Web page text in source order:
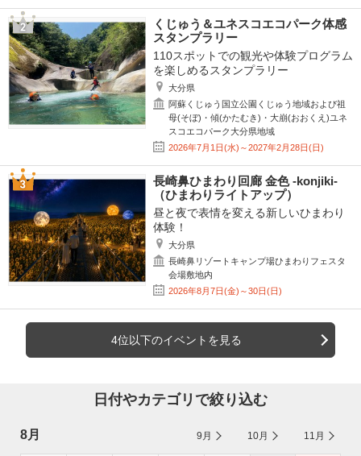
くじゅう＆ユネスコエコパーク体感
スタンプラリー
110スポットでの観光や体験プログラム
を楽しめるスタンプラリー
大分県
阿蘇くじゅう国立公園くじゅう地域および祖
母(そぼ)・傾(かたむき)・大崩(おおくえ)ユネ
スコエコパーク大分県地域
2026年7月1日(水)～2027年2月28日(日)
長崎鼻ひまわり回廊 金色 -konjiki-
（ひまわりライトアップ）
昼と夜で表情を変える新しいひまわり
体験！
大分県
長崎鼻リゾートキャンプ場ひまわりフェスタ
会場敷地内
2026年8月7日(金)～30日(日)
4位以下のイベントを見る
日付やカテゴリで絞り込む
8月 9月 10月 11月